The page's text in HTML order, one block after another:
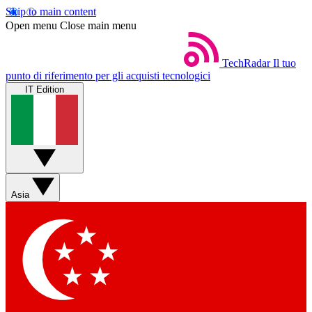
Skip to main content
Open menu Close main menu
TechRadar Il tuo
punto di riferimento per gli acquisti tecnologici
IT Edition
Asia